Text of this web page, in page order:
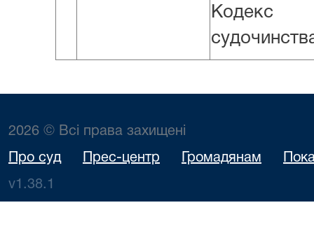
Кодекс
2026 © Всі права захищені
Про суд Прес-центр Громадянам
v1.38.1